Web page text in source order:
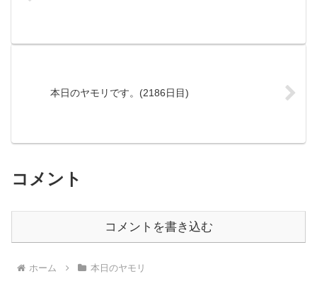
本日のヤモリです。(2186日目)
コメント
コメントを書き込む
ホーム 本日のヤモリ